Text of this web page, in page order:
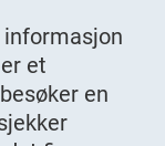
informasjon
et
en